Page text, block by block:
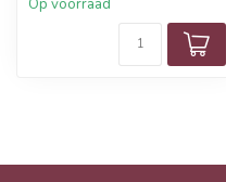
Op voorraad